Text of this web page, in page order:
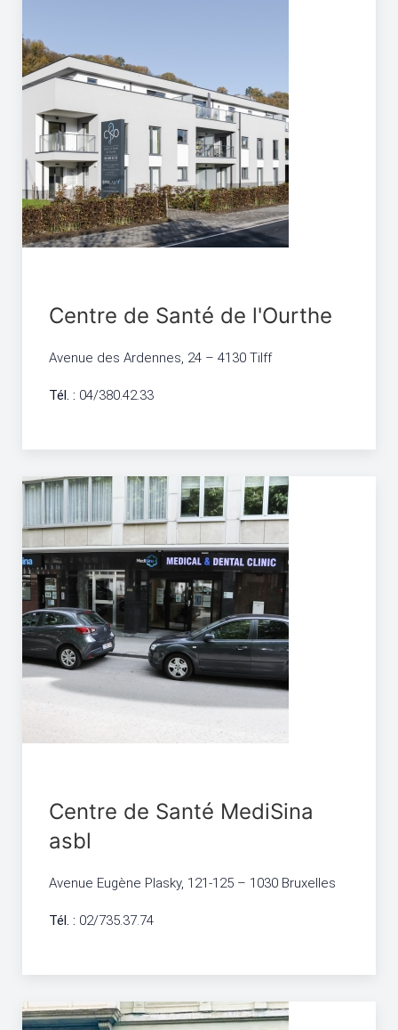
Centre de Santé de l'Ourthe
Avenue des Ardennes, 24 – 4130 Tilff
Tél. : 04/380.42.33
Centre de Santé MediSina
asbl
Avenue Eugène Plasky, 121-125 – 1030 Bruxelles
Tél. : 02/735.37.74